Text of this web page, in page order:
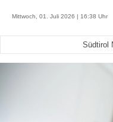
Mittwoch, 01. Juli 2026 | 16:38 Uhr
Südtirol